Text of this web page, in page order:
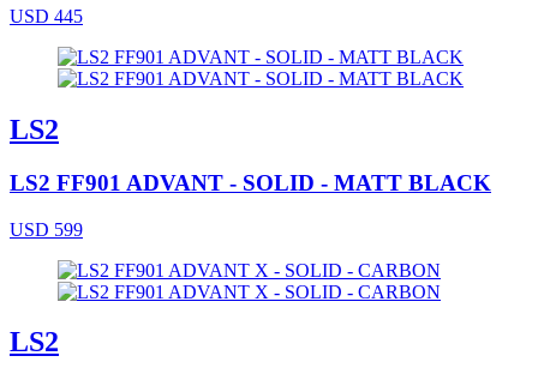
USD 445
LS2
LS2 FF901 ADVANT - SOLID - MATT BLACK
USD 599
LS2